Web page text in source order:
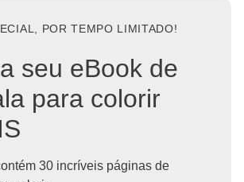
POR TEMPO LIMITADO!
seu eBook de
para colorir
30 incríveis páginas de